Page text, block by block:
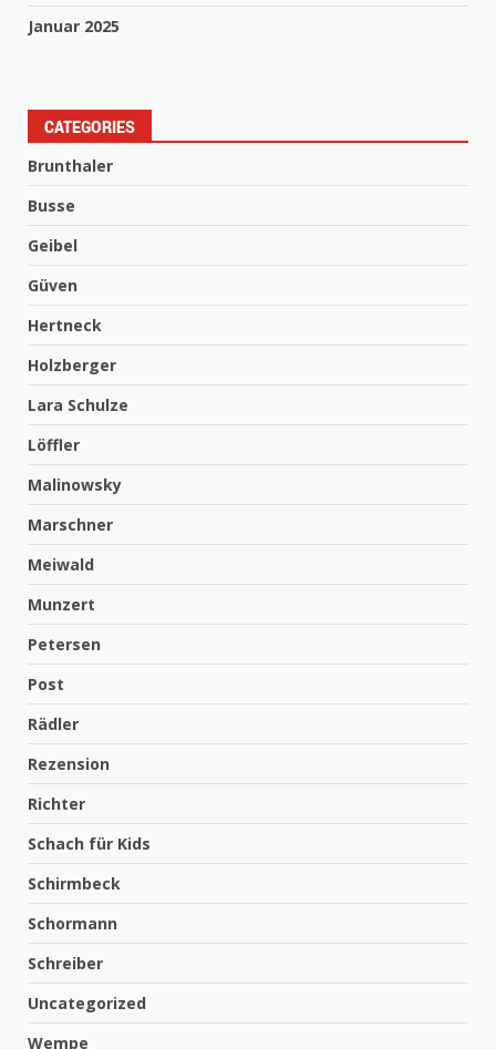
Januar 2025
CATEGORIES
Brunthaler
Busse
Geibel
Güven
Hertneck
Holzberger
Lara Schulze
Löffler
Malinowsky
Marschner
Meiwald
Munzert
Petersen
Post
Rädler
Rezension
Richter
Schach für Kids
Schirmbeck
Schormann
Schreiber
Uncategorized
Wempe